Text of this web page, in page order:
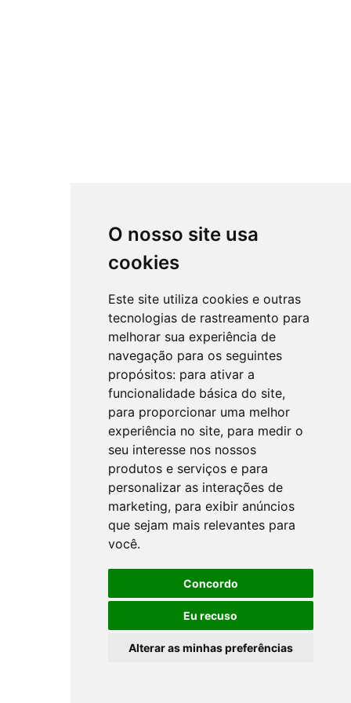
O nosso site usa
cookies
Este site utiliza cookies e outras
tecnologias de rastreamento para
melhorar sua experiência de
navegação para os seguintes
propósitos: para ativar a
funcionalidade básica do site,
para proporcionar uma melhor
experiência no site, para medir o
seu interesse nos nossos
produtos e serviços e para
personalizar as interações de
marketing, para exibir anúncios
que sejam mais relevantes para
você.
Concordo
Eu recuso
Alterar as minhas preferências